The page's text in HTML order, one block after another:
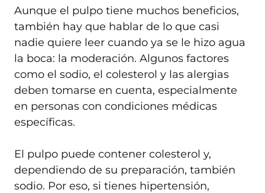
Aunque el pulpo tiene muchos beneficios,
también hay que hablar de lo que casi
nadie quiere leer cuando ya se le hizo agua
la boca: la moderación. Algunos factores
como el sodio, el colesterol y las alergias
deben tomarse en cuenta, especialmente
en personas con condiciones médicas
específicas.
El pulpo puede contener colesterol y,
dependiendo de su preparación, también
sodio. Por eso, si tienes hipertensión,